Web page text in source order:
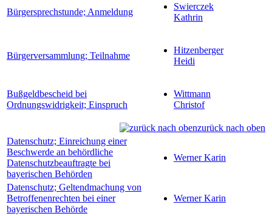
Bürgersprechstunde; Anmeldung
Swierczek
Kathrin
Bürgerversammlung; Teilnahme
Hitzenberger
Heidi
Bußgeldbescheid bei
Ordnungswidrigkeit; Einspruch
Wittmann
Christof
zurück nach oben
Datenschutz; Einreichung einer
Beschwerde an behördliche
Datenschutzbeauftragte bei
bayerischen Behörden
Werner Karin
Datenschutz; Geltendmachung von
Betroffenenrechten bei einer
bayerischen Behörde
Werner Karin